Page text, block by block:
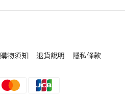
購物須知 退貨說明 隱私條款